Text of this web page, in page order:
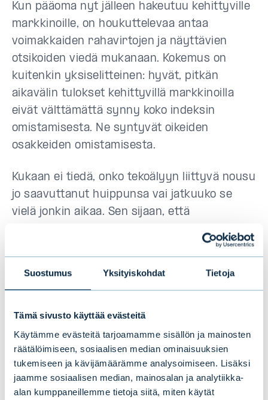
Suostumus Yksityiskohdat Tietoja
Tämä sivusto käyttää evästeitä
Käytämme evästeitä tarjoamamme sisällön ja mainosten
räätälöimiseen, sosiaalisen median ominaisuuksien
tukemiseen ja kävijämäärämme analysoimiseen. Lisäksi
jaamme sosiaalisen median, mainosalan ja analytiikka-
alan kumppaneillemme tietoja siitä, miten käytät
Kun pääoma nyt jälleen hakeutuu kehittyville
markkinoille, on houkuttelevaa antaa
voimakkaiden rahavirtojen ja näyttävien
otsikoiden viedä mukanaan. Kokemus on
kuitenkin yksiselitteinen: hyvät, pitkän
aikavälin tulokset kehittyvillä markkinoilla
eivät välttämättä synny koko indeksin
omistamisesta. Ne syntyvät oikeiden
osakkeiden omistamisesta.
Kukaan ei tiedä, onko tekoälyyn liittyvä nousu
jo saavuttanut huippunsa vai jatkuuko se
vielä jonkin aikaa. Sen sijaan, että
hetkellisen hypen ympärille rakentuneisiin
avulla valita yrityksiä, jotka aidosti
kassavirrat, taseet ja kohtuullinen arvostus
painavat enemmän kuin markkinoiden
viimeisin joukkopsykologia.